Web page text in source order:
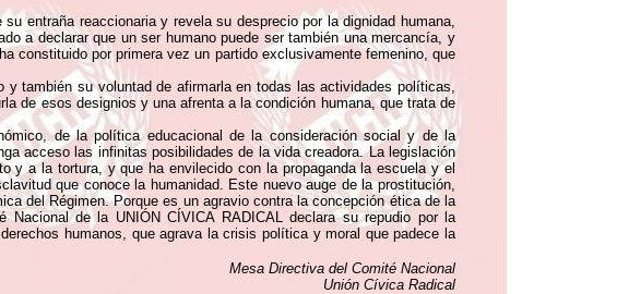
entraña reaccionaria y revela su desprecio por la dignidad humana,
a declarar que un ser humano puede ser también una mercancía, y
constituido por primera vez un partido exclusivamente femenino, que
también su voluntad de afirmarla en todas las actividades políticas,
de esos designios y una afrenta a la condición humana, que trata de
de la política educacional de la consideración social y de la
acceso las infinitas posibilidades de la vida creadora. La legislación
y a la tortura, y que ha envilecido con la propaganda la escuela y el
que conoce la humanidad. Este nuevo auge de la prostitución,
del Régimen. Porque es un agravio contra la concepción ética de la
de la UNIÓN CÍVICA RADICAL declara su repudio por la
humanos, que agrava la crisis política y moral que padece la
Mesa Directiva del Comité Nacional
Unión Cívica Radical